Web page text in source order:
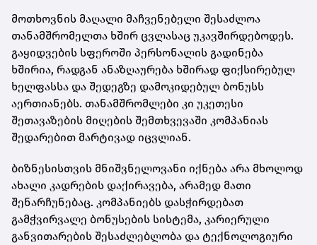
მოთხოვნის მაღალი მაჩვენებელი შესაძლოა
თანამშრომელთა ხშირ ცვლასაც უკავშირდებოდეს.
გაყიდვების სფეროში პერსონალის გადინება
ხშირია, რადგან ანაზღაურება ხშირად ფიქსირებულ
ხელფასსა და შედეგზე დამოკიდებულ ბონუსს
აერთიანებს. თანამშრომლები კი უკეთესი
შეთავაზების მიღების შემთხვევაში კომპანიას
შედარებით მარტივად იცვლიან.
ბიზნესისთვის მნიშვნელოვანი იქნება არა მხოლოდ
ახალი კადრების დაქირავება, არამედ მათი
შენარჩუნებაც. კომპანიებს დასჭირდებათ
გამჭვირვალე ბონუსების სისტემა, კარიერული
განვითარების შესაძლებლობა და ტექნოლოგიური